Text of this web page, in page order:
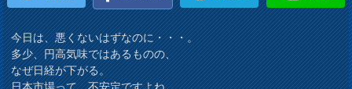
今日は、悪くないはずなのに・・・。
多少、円高気味ではあるものの、
なぜ日経が下がる。
日本市場って、不安定ですよね。